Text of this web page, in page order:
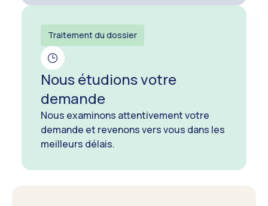
Traitement du dossier
Nous étudions votre
demande
Nous examinons attentivement votre
demande et revenons vers vous dans les
meilleurs délais.